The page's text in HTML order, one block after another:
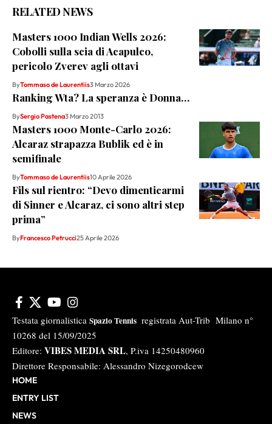
RELATED NEWS
Masters 1000 Indian Wells 2026:
Cobolli sulla scia di Acapulco,
pericolo Zverev agli ottavi
ByTommaso de Laurentiis3 Marzo 2026
Ranking Wta? La speranza è Donna…
BySergio Pastena3 Marzo 2013
Masters 1000 Monte-Carlo 2026:
Alcaraz strapazza Bublik ed è in
semifinale
ByTommaso de Laurentiis10 Aprile 2026
Fils sul rientro: “Devo dimenticarmi
di Sinner e Alcaraz, ci sono altri step
prima”
ByFrancesco Petrucci25 Aprile 2026
Testata giornalistica Spazio Tennis registrata Aut-Trib Milano n°
10268 del 15/09/2025
Editore: VIBES MEDIA SRL, P.iva 14250480960
Direttore Responsabile: Alessandro Nizegorodcew
HOME
ENTRY LIST
NEWS